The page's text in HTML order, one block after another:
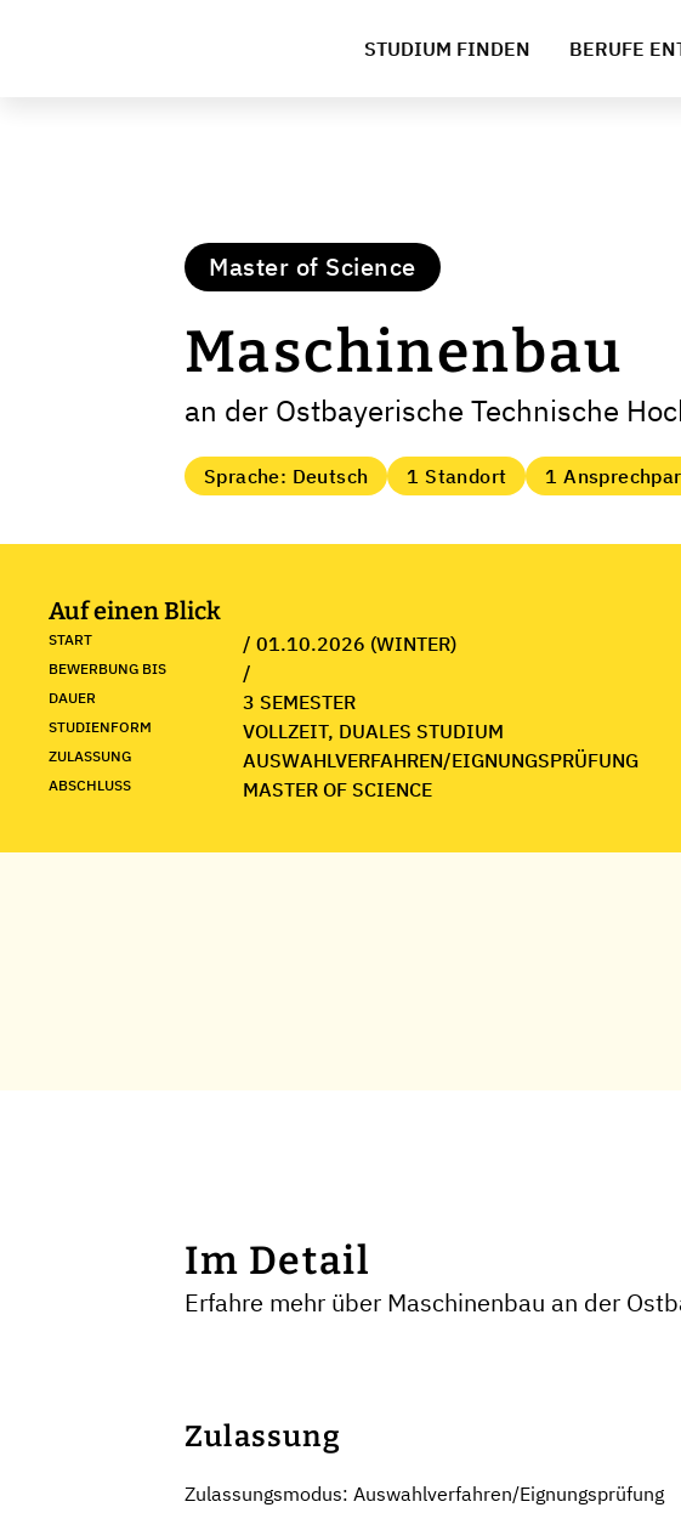
STUDIUM FINDEN BERUFE
Master of Science
Maschinenbau
an der Ostbayerische Technische
Sprache: Deutsch 1 Standort 1
Auf einen Blick
START / 01.10.2026 (WINTER)
BEWERBUNG BIS /
DAUER 3 SEMESTER
STUDIENFORM VOLLZEIT, DUALES STUDIUM
ZULASSUNG AUSWAHLVERFAHREN/EIGNUNGSPRÜFUNG
ABSCHLUSS MASTER OF SCIENCE
Im Detail
Erfahre mehr über Maschinenbau an der
Zulassung
Zulassungsmodus: Auswahlverfahren/Eignungsprüfung